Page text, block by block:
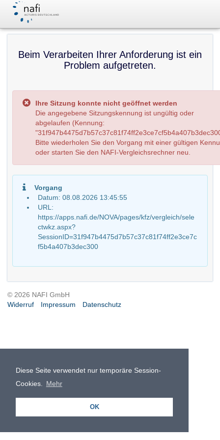
Diese Seite verwendet nur temporäre Session-
Cookies.
Mehr
OK
Beim Verarbeiten Ihrer Anforderung ist ein
Problem aufgetreten.
Ihre Sitzung konnte nicht geöffnet werden
Die angegebene Sitzungskennung ist ungültig oder
abgelaufen (Kennung:
Bitte wiederholen Sie den Vorgang mit einer gültigen
oder starten Sie den NAFI-Vergleichsrechner neu.
Vorgang
Datum: 08.08.2026 13:45:55
URL:
https://apps.nafi.de/NOVA/pages/kfz/vergleich/sele
ctwkz.aspx?
SessionID=31f947b4475d7b57c37c81f74ff2e3ce7c
f5b4a407b3dec300
© 2026 NAFI GmbH
Widerruf
Impressum Datenschutz